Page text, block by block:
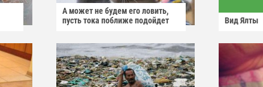
А может не будем его ловить,
пусть тока поближе подойдет
Вид Ялты